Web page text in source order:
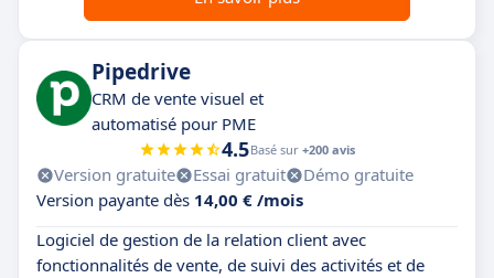
Pipedrive
CRM de vente visuel et
automatisé pour PME
4.5Basé sur +200 avis
Version gratuite Essai gratuit
Démo gratuite
Version payante dès 14,00 € /mois
Logiciel de gestion de la relation client avec
fonctionnalités de vente, de suivi des activités et de